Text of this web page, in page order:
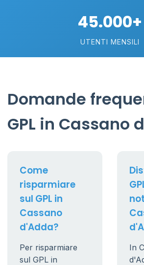
45.000+
UTENTI MENSILI
Domande
GPL in Cassano
Come
risparmiare
sul GPL in
Cassano
d'Adda?
Per risparmiare
sul GPL in
In